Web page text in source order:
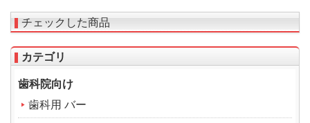
チェックした商品
カテゴリ
歯科院向け
歯科用 バー